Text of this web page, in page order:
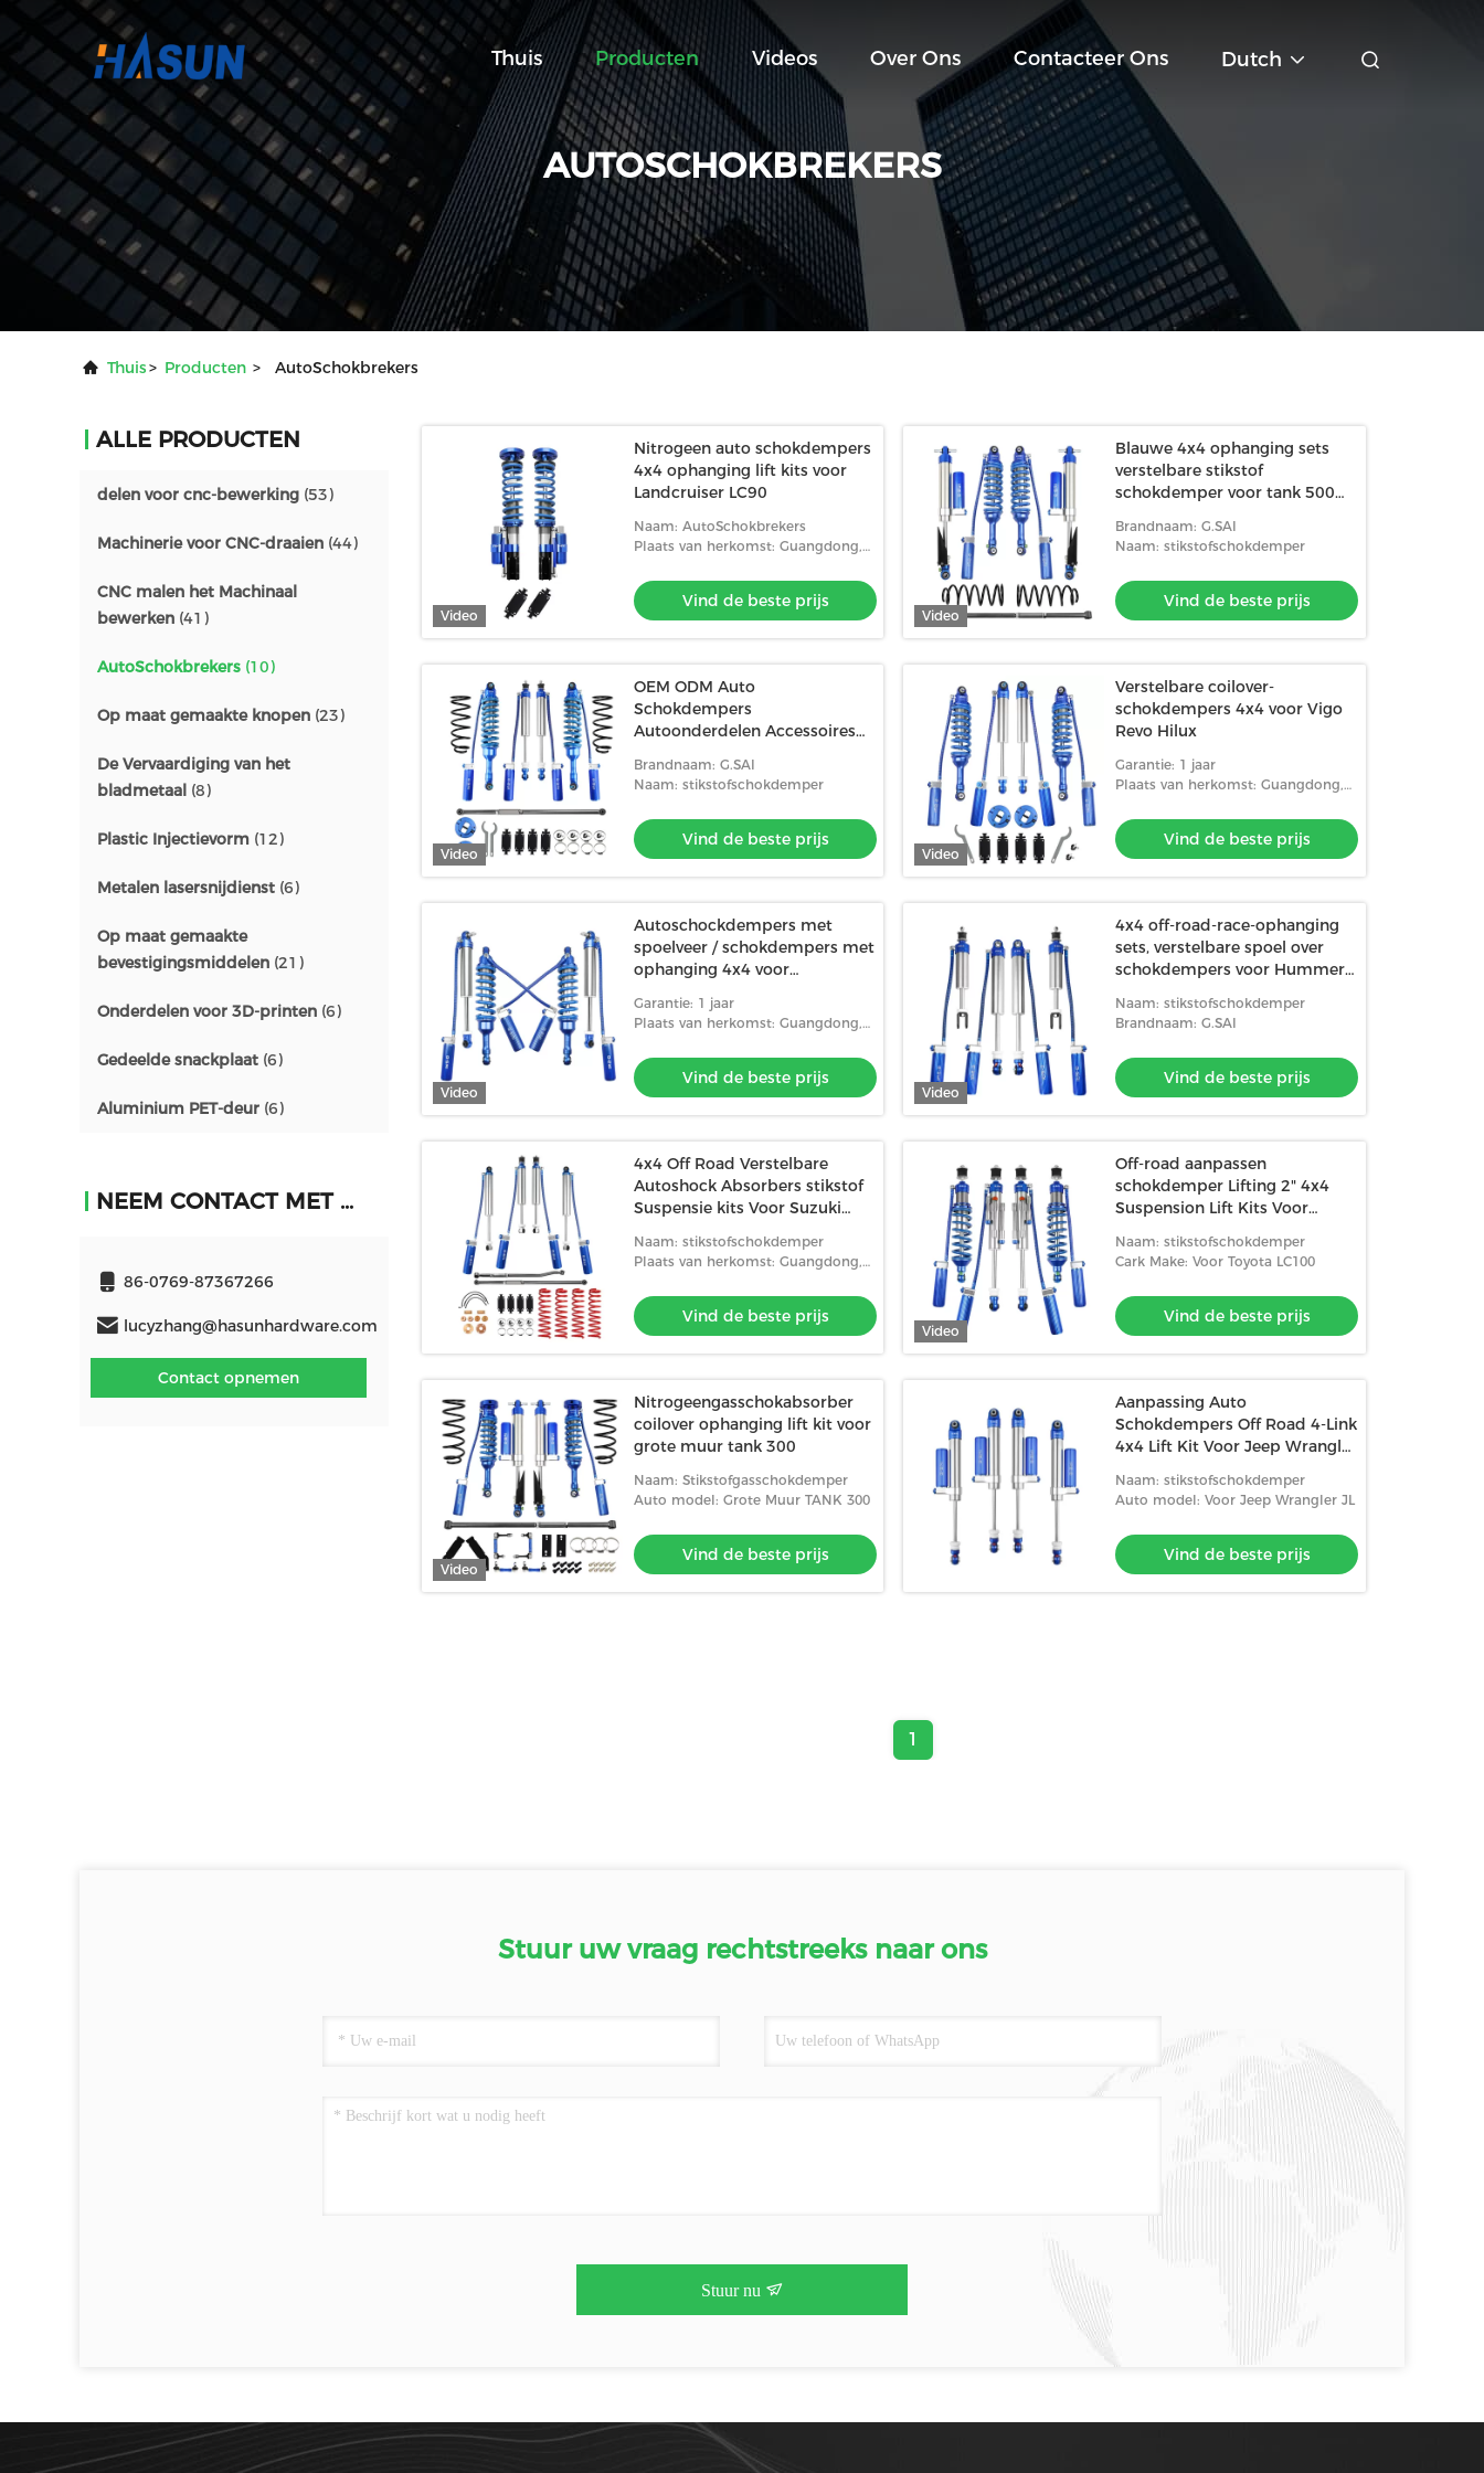
Thuis Producten Videos Over Ons Contacteer Ons Dutch
AUTOSCHOKBREKERS
Thuis> Producten > AutoSchokbrekers
ALLE PRODUCTEN
delen voor cnc-bewerking (53)
Machinerie voor CNC-draaien (44)
CNC malen het Machinaal
bewerken (41)
AutoSchokbrekers (10)
Op maat gemaakte knopen (23)
De Vervaardiging van het
bladmetaal (8)
Plastic Injectievorm (12)
Metalen lasersnijdienst (6)
Op maat gemaakte
bevestigingsmiddelen (21)
Onderdelen voor 3D-printen (6)
Gedeelde snackplaat (6)
Aluminium PET-deur (6)
NEEM CONTACT MET ONS OP
86-0769-87367266
lucyzhang@hasunhardware.com
Contact opnemen
Video
Nitrogeen auto schokdempers
4x4 ophanging lift kits voor
Landcruiser LC90
Naam: AutoSchokbrekers
Plaats van herkomst: Guangdong,
Vind de beste prijs
Video
Blauwe 4x4 ophanging sets
verstelbare stikstof
schokdemper voor tank 500
Brandnaam: G.SAI
Naam: stikstofschokdemper
Vind de beste prijs
Video
OEM ODM Auto
Schokdempers
Autoonderdelen Accessoires
Brandnaam: G.SAI
Naam: stikstofschokdemper
Vind de beste prijs
Video
Verstelbare coilover-
schokdempers 4x4 voor Vigo
Revo Hilux
Garantie: 1 jaar
Plaats van herkomst: Guangdong,
Vind de beste prijs
Video
Autoschockdempers met
spoelveer / schokdempers met
ophanging 4x4 voor
Garantie: 1 jaar
Plaats van herkomst: Guangdong,
Vind de beste prijs
Video
4x4 off-road-race-ophanging
sets, verstelbare spoel over
schokdempers voor Hummer
Naam: stikstofschokdemper
Brandnaam: G.SAI
Vind de beste prijs
4x4 Off Road Verstelbare
Autoshock Absorbers stikstof
Suspensie kits Voor Suzuki
Naam: stikstofschokdemper
Plaats van herkomst: Guangdong,
Vind de beste prijs
Video
Off-road aanpassen
schokdemper Lifting 2" 4x4
Suspension Lift Kits Voor
Naam: stikstofschokdemper
Cark Make: Voor Toyota LC100
Vind de beste prijs
Video
Nitrogeengasschokabsorber
coilover ophanging lift kit voor
grote muur tank 300
Naam: Stikstofgasschokdemper
Auto model: Grote Muur TANK 300
Vind de beste prijs
Aanpassing Auto
Schokdempers Off Road 4-Link
4x4 Lift Kit Voor Jeep Wrangler
Naam: stikstofschokdemper
Auto model: Voor Jeep Wrangler JL
Vind de beste prijs
1
Stuur uw vraag rechtstreeks naar ons
Stuur nu